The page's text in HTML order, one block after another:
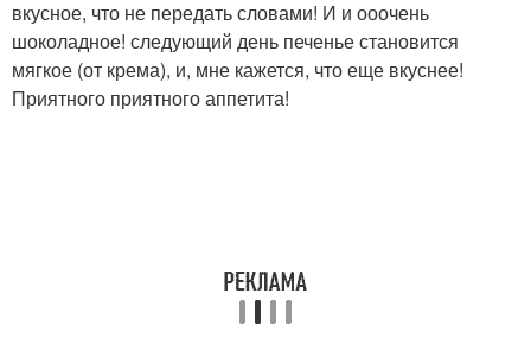
вкусное, что не передать словами! И и ооочень
шоколадное! следующий день печенье становится
мягкое (от крема), и, мне кажется, что еще вкуснее!
Приятного приятного аппетита!